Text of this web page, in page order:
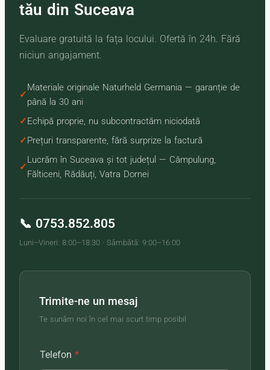
tău din Suceava
Evaluare gratuită la fața locului. Ofertă în 24h. Fără
niciun angajament.
Materiale originale Naturheld Germania — garanție de
până la 30 ani
Echipă proprie, nu subcontractăm niciodată
Prețuri transparente, fără surprize la factură
Lucrăm în Suceava și tot județul — Câmpulung,
Fălticeni, Rădăuți, Vatra Dornei
📞 0753.852.805
Luni–Vineri: 8:00–18:30 · Sâmbătă: 9:00–16:00
Trimite-ne un mesaj
Te sunăm noi în cel mai scurt timp posibil
Telefon *